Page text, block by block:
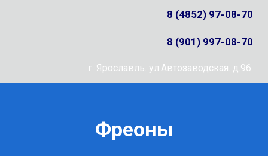
8 (4852) 97-08-70
8 (901) 997-08-70
г. Ярославль. ул.Автозаводская. д.96.
Фреоны